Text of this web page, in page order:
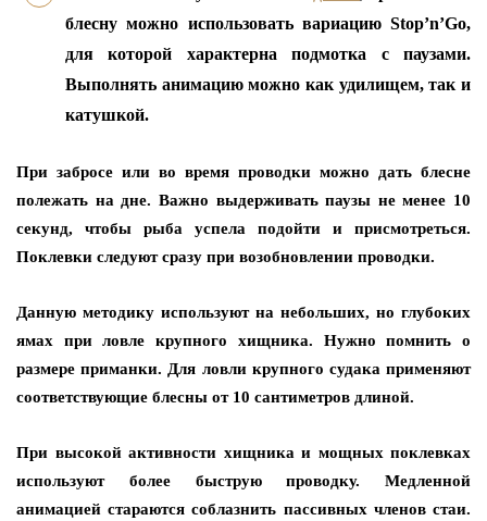
блесну можно использовать вариацию Stop’n’Go,
для которой характерна подмотка с паузами.
Выполнять анимацию можно как удилищем, так и
катушкой.
При забросе или во время проводки можно дать блесне
полежать на дне. Важно выдерживать паузы не менее 10
секунд, чтобы рыба успела подойти и присмотреться.
Поклевки следуют сразу при возобновлении проводки.
Данную методику используют на небольших, но глубоких
ямах при ловле крупного хищника. Нужно помнить о
размере приманки. Для ловли крупного судака применяют
соответствующие блесны от 10 сантиметров длиной.
При высокой активности хищника и мощных поклевках
используют более быструю проводку. Медленной
анимацией стараются соблазнить пассивных членов стаи.